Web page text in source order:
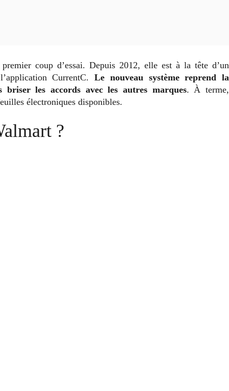
coup d’essai. Depuis 2012, elle est à la tête d’un
CurrentC. Le nouveau système reprend la
briser les accords avec les autres marques. À terme,
électroniques disponibles.
?